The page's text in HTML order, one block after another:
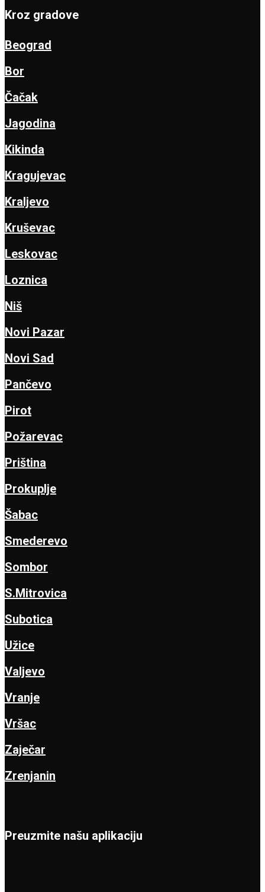
Kroz gradove
Beograd
Bor
Čačak
Jagodina
Kikinda
Kragujevac
Kraljevo
Kruševac
Leskovac
Loznica
Niš
Novi Pazar
Novi Sad
Pančevo
Pirot
Požarevac
Priština
Prokuplje
Šabac
Smederevo
Sombor
S.Mitrovica
Subotica
Užice
Valjevo
Vranje
Vršac
Zaječar
Zrenjanin
Preuzmite našu aplikaciju